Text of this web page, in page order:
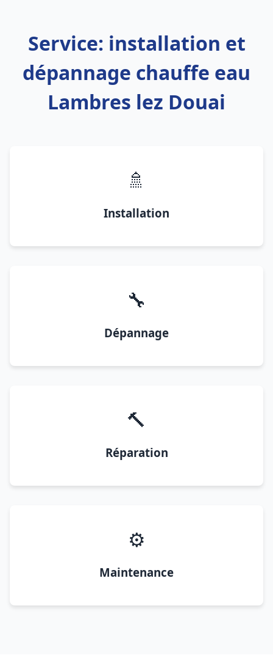
Service: installation et
dépannage chauffe eau
Lambres lez Douai
🚿
Installation
🔧
Dépannage
🔨
Réparation
⚙️
Maintenance